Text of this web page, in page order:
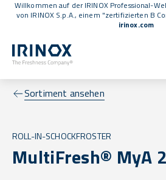
Willkommen auf der IRINOX Professional-
von IRINOX S.p.A., einem "zertifizierten B
irinox.com
Sortiment ansehen
ROLL-IN-SCHOCKFROSTER
MultiFresh® MyA